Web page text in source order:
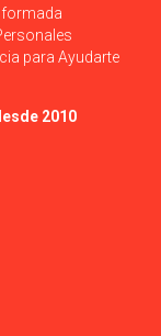
para Ayudarte
2010